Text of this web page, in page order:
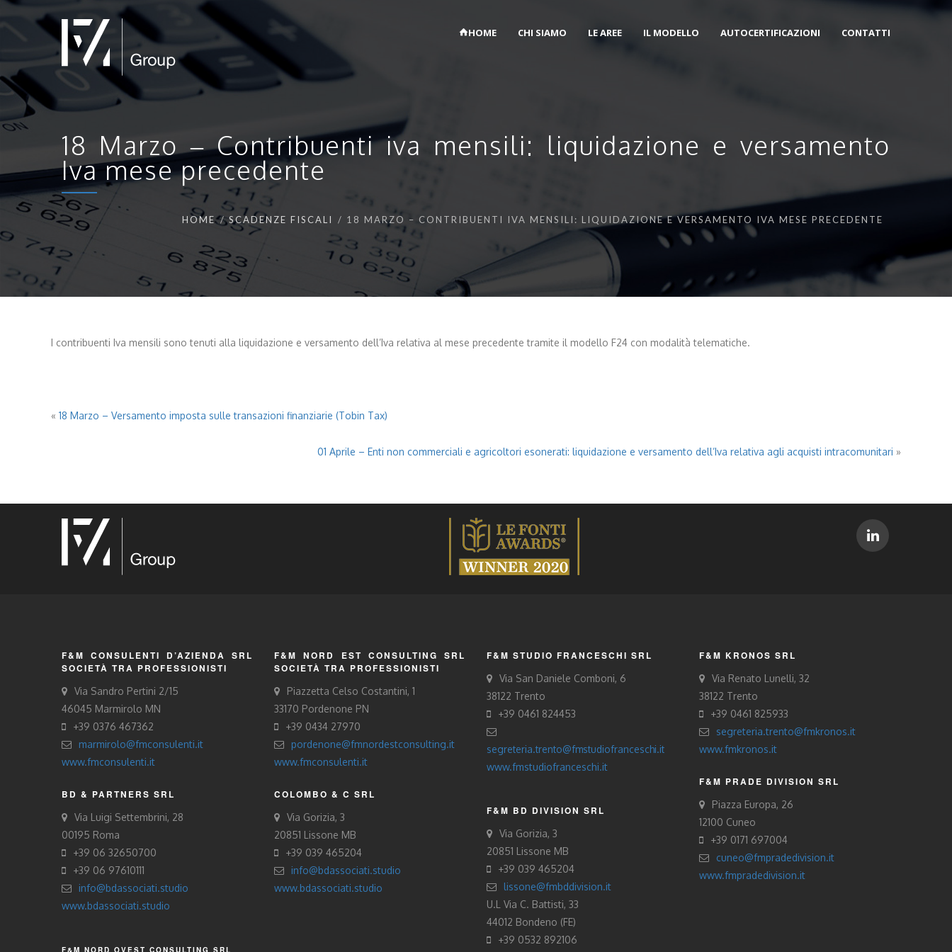
HOME CHI SIAMO LE AREE IL MODELLO AUTOCERTIFICAZIONI CONTATTI
18 Marzo – Contribuenti iva mensili: liquidazione e versamento
Iva mese precedente
HOME SCADENZE FISCALI 18 MARZO – CONTRIBUENTI IVA MENSILI: LIQUIDAZIONE E VERSAMENTO IVA MESE PRECEDENTE
I contribuenti Iva mensili sono tenuti alla liquidazione e versamento dell’Iva relativa al mese precedente tramite il modello F24 con modalità telematiche.
« 18 Marzo – Versamento imposta sulle transazioni finanziarie (Tobin Tax)
01 Aprile – Enti non commerciali e agricoltori esonerati: liquidazione e versamento dell’Iva relativa agli acquisti intracomunitari »
F&M CONSULENTI D’AZIENDA SRL
SOCIETÀ TRA PROFESSIONISTI
Via Sandro Pertini 2/15
46045 Marmirolo MN
+39 0376 467362
marmirolo@fmconsulenti.it
www.fmconsulenti.it
BD & PARTNERS SRL
Via Luigi Settembrini, 28
00195 Roma
+39 06 32650700
+39 06 97610111
info@bdassociati.studio
www.bdassociati.studio
F&M NORD OVEST CONSULTING SRL
F&M NORD EST CONSULTING SRL
SOCIETÀ TRA PROFESSIONISTI
Piazzetta Celso Costantini, 1
33170 Pordenone PN
+39 0434 27970
pordenone@fmnordestconsulting.it
www.fmconsulenti.it
COLOMBO & C SRL
Via Gorizia, 3
20851 Lissone MB
+39 039 465204
info@bdassociati.studio
www.bdassociati.studio
F&M STUDIO FRANCESCHI SRL
Via San Daniele Comboni, 6
38122 Trento
+39 0461 824453
segreteria.trento@fmstudiofranceschi.it
www.fmstudiofranceschi.it
F&M BD DIVISION SRL
Via Gorizia, 3
20851 Lissone MB
+39 039 465204
lissone@fmbddivision.it
U.L Via C. Battisti, 33
44012 Bondeno (FE)
+39 0532 892106
F&M KRONOS SRL
Via Renato Lunelli, 32
38122 Trento
+39 0461 825933
segreteria.trento@fmkronos.it
www.fmkronos.it
F&M PRADE DIVISION SRL
Piazza Europa, 26
12100 Cuneo
+39 0171 697004
cuneo@fmpradedivision.it
www.fmpradedivision.it